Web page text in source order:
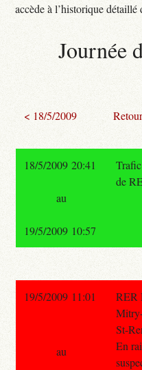
accède à l’historique détaillé
Journée
< 18/5/2009
18/5/2009 20:41
de
au
19/5/2009 10:57
19/5/2009 11:01
RER
St-
En
au